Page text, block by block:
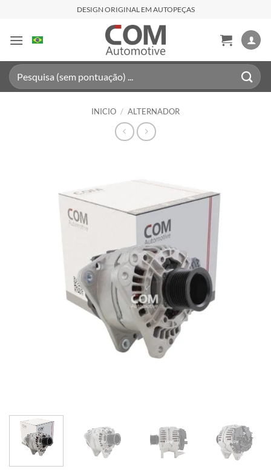
contenido
DESIGN ORIGINAL EM AUTOPEÇAS
Buscar
por:
INICIO / ALTERNADOR